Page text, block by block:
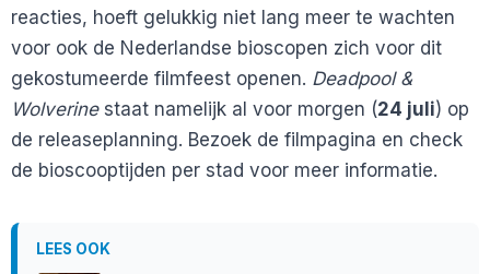
reacties, hoeft gelukkig niet lang meer te wachten
voor ook de Nederlandse bioscopen zich voor dit
gekostumeerde filmfeest openen. Deadpool &
Wolverinestaat namelijk al voor morgen (24 juli) op
de releaseplanning. Bezoek de filmpagina en check
de bioscooptijden per stad voor meer informatie.
LEES OOK